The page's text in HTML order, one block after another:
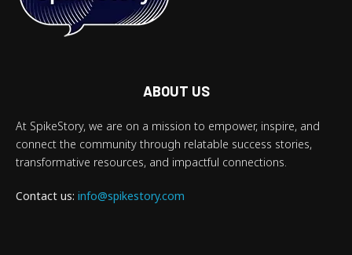
ABOUT US
At SpikeStory, we are on a mission to empower, inspire, and
connect the community through relatable success stories,
transformative resources, and impactful connections.
Contact us: info@spikestory.com